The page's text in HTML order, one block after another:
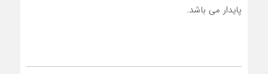
پایدار می باشد.